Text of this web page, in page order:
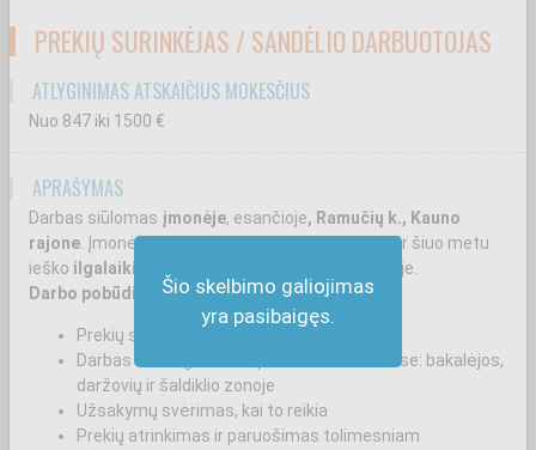
Šio skelbimo galiojimas
yra pasibaigęs.
PREKIŲ SURINKĖJAS / SANDĖLIO DARBUOTOJAS
ATLYGINIMAS ATSKAIČIUS MOKESČIUS
Nuo 847 iki 1500 €
APRAŠYMAS
Darbas siūlomas įmonėje, esančioje, Ramučių k., Kauno
rajone . Įmonė užsiima maisto produktų tiekimu ir šiuo metu
ieško ilgalaikio darbuotojo (-os)
darbui sandėlyje.
Darbo pobūdis:
Prekių surinkimas pagal užsakymus
Darbas skirtingose temperatūrinėse zonose: bakalėjos,
daržovių ir šaldiklio zonoje
Užsakymų svėrimas, kai to reikia
Prekių atrinkimas ir paruošimas tolimesniam